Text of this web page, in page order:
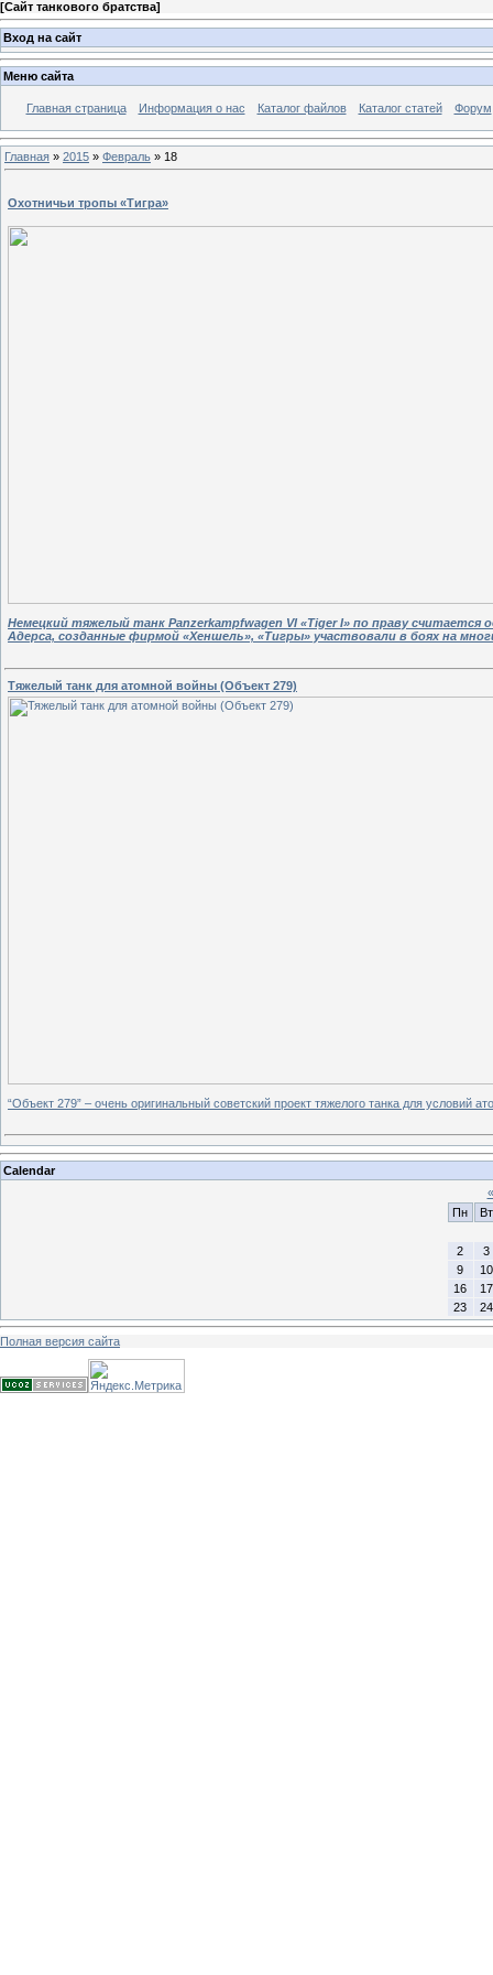
[Сайт танкового братства]
Вход на сайт
Меню сайта
Главная страница Информация о нас Каталог файлов Каталог статей Форум
Главная » 2015 » Февраль » 18
Охотничьи тропы «Тигра»
Немецкий тяжелый танк Panzerkampfwagen VI «Tiger I» по праву
Адерса, созданные фирмой «Хеншель», «Тигры» участвовали в боях на
Тяжелый танк для атомной войны (Объект 279)
“Объект 279” – очень оригинальный советский проект тяжелого танка для условий
Calendar
«
Пн
Вт
2
3
9
10
16
17
23
24
Полная версия сайта